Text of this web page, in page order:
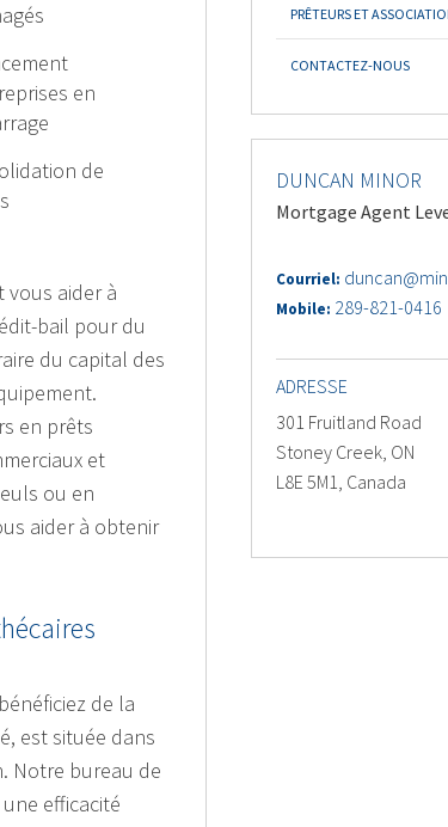
en
de
vous aider à
bail pour du
du capital des
en prêts
et
ou en
aider à obtenir
de la
est située dans
Notre bureau de
efficacité
PRÊTEURS ET
CONTACTEZ-NOUS
DUNCAN MINOR
Mortgage Agent
Courriel:
Mobile: 289-821-0416
ADRESSE
301 Fruitland Road
Stoney Creek, ON
L8E 5M1, Canada